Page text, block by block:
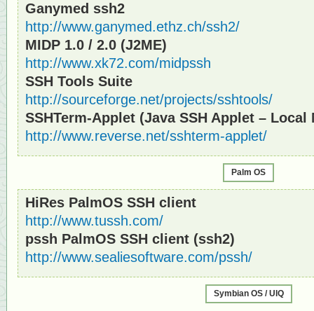
Ganymed ssh2
http://www.ganymed.ethz.ch/ssh2/
MIDP 1.0 / 2.0 (J2ME)
http://www.xk72.com/midpssh
SSH Tools Suite
http://sourceforge.net/projects/sshtools/
SSHTerm-Applet (Java SSH Applet – Local
http://www.reverse.net/sshterm-applet/
Palm OS
HiRes PalmOS SSH client
http://www.tussh.com/
pssh PalmOS SSH client (ssh2)
http://www.sealiesoftware.com/pssh/
Symbian OS / UIQ